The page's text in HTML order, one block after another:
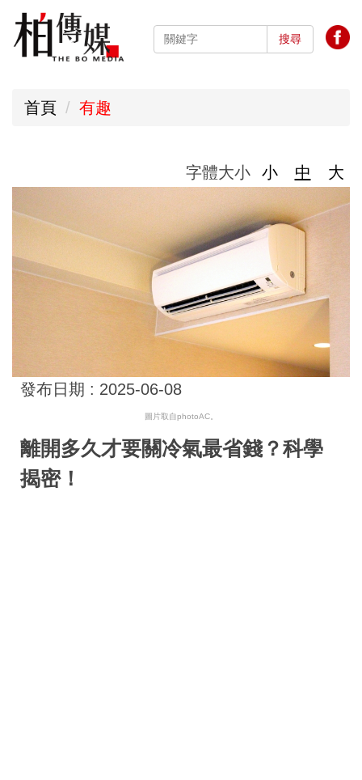
跳
到
搜尋
首頁 有趣
字體大小 小 中 大
發布日期 : 2025-06-08
圖片取自photoAC。
離開多久才要關冷氣最省錢？科學
揭密！